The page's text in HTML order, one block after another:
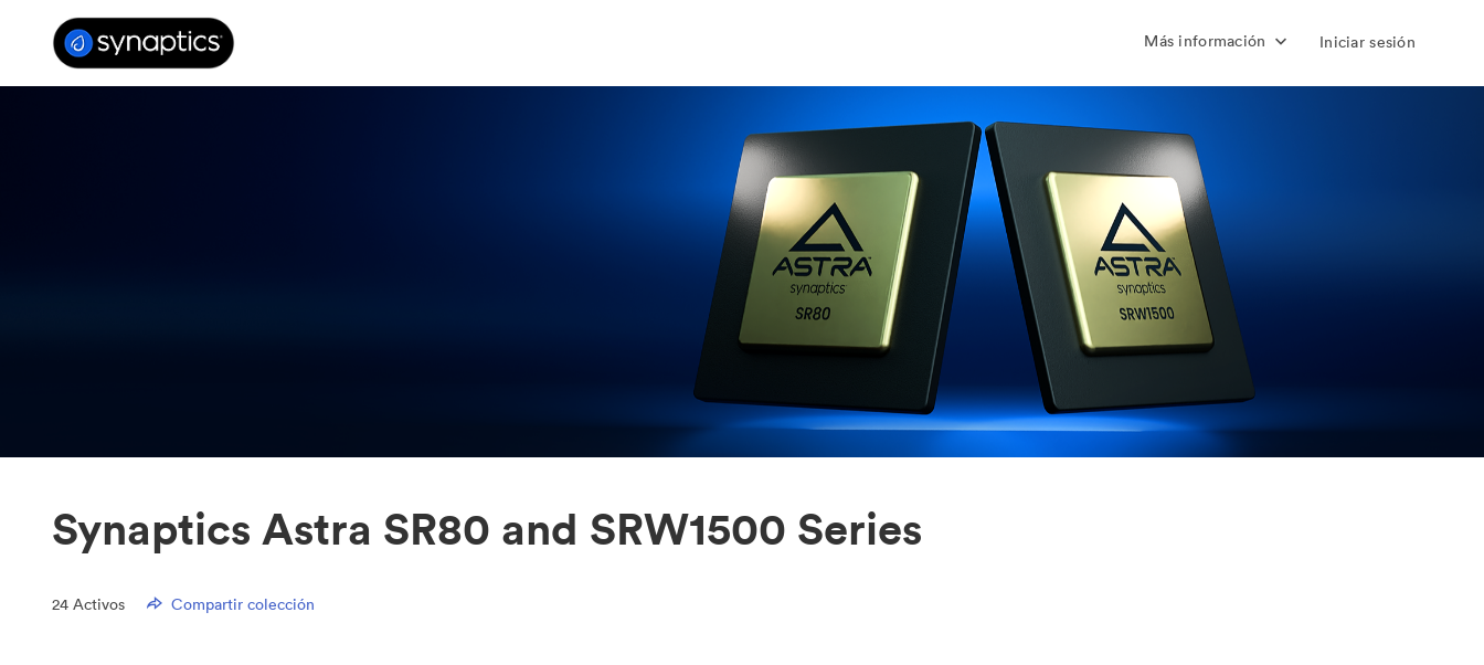
Más información Iniciar sesión
Synaptics Astra SR80 and SRW1500 Series
24 Activos Compartir colección